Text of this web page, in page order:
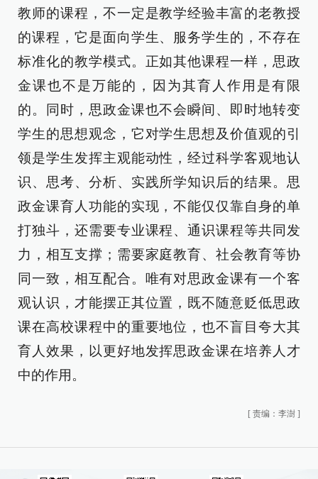
教师的课程，不一定是教学经验丰富的老教授
的课程，它是面向学生、服务学生的，不存在
标准化的教学模式。正如其他课程一样，思政
金课也不是万能的，因为其育人作用是有限
的。同时，思政金课也不会瞬间、即时地转变
学生的思想观念，它对学生思想及价值观的引
领是学生发挥主观能动性，经过科学客观地认
识、思考、分析、实践所学知识后的结果。思
政金课育人功能的实现，不能仅仅靠自身的单
打独斗，还需要专业课程、通识课程等共同发
力，相互支撑；需要家庭教育、社会教育等协
同一致，相互配合。唯有对思政金课有一个客
观认识，才能摆正其位置，既不随意贬低思政
课在高校课程中的重要地位，也不盲目夸大其
育人效果，以更好地发挥思政金课在培养人才
中的作用。
[ 责编：李澍 ]